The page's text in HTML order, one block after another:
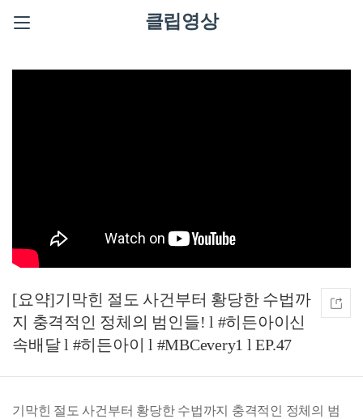
클립영상
[요약]기막힌 절도 사건부터 황당한 수법까
지 충격적인 정체의 범인들! l #히든아이신
속배달 l #히든아이 l #MBCevery1 l EP.47
기막힌 절도 사건부터 황당한 수법까지 충격적인 정체의 범